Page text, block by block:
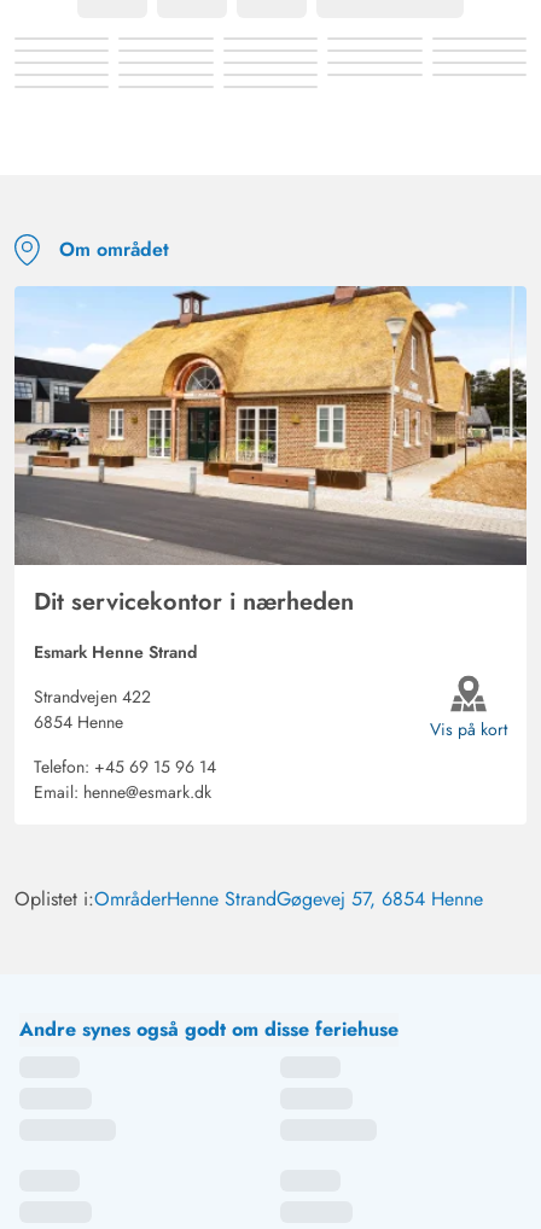
Om området
Dit servicekontor i nærheden
Esmark Henne Strand
Strandvejen 422
6854 Henne
Telefon: +45 69 15 96 14
Email: henne@esmark.dk
Vis på kort
Oplistet i:OmråderHenne StrandGøgevej 57, 6854 Henne
Andre synes også godt om disse feriehuse